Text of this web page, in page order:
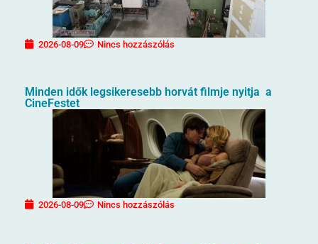
2026-08-09 Nincs hozzászólás
Minden idők legsikeresebb horvát filmje nyitja a
CineFestet
2026-08-09 Nincs hozzászólás